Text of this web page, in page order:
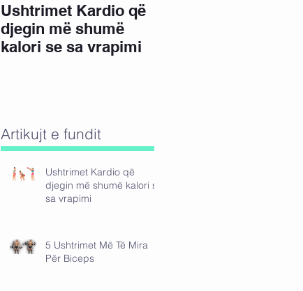
Ushtrimet Kardio që
djegin më shumë
kalori se sa vrapimi
Artikujt e fundit
Ushtrimet Kardio që
djegin më shumë kalori se
sa vrapimi
5 Ushtrimet Më Të Mira
Për Biceps